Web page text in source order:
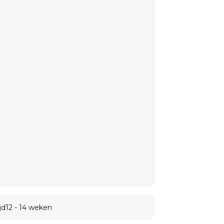
12 - 14 weken